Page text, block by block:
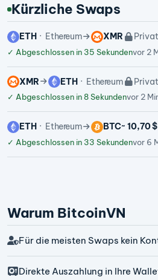
Kürzliche Swaps
ETH Ethereum XMR
✓ Abgeschlossen in 35 Sekundenvor 2
XMR ETH Ethereum
✓ Abgeschlossen in 8 Sekundenvor 2
ETH Ethereum BTC~ 10,70 $
✓ Abgeschlossen in 33 Sekundenvor 6
Warum BitcoinVN
Für die meisten Swaps kein
Direkte Auszahlung in Ihre